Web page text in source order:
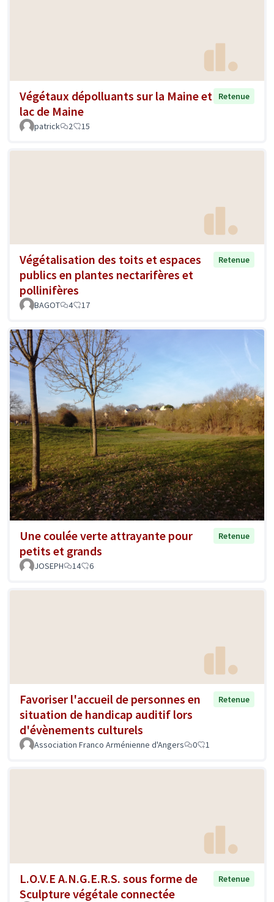
Végétaux dépolluants sur la Maine et
lac de Maine
Retenue
patrick 2 15
Végétalisation des toits et espaces
publics en plantes nectarifères et
pollinifères
Retenue
BAGOT 4 17
Une coulée verte attrayante pour
petits et grands
Retenue
JOSEPH 14 6
Favoriser l'accueil de personnes en
situation de handicap auditif lors
d'évènements culturels
Retenue
Association Franco Arménienne d'Angers 0 1
L.O.V.E A.N.G.E.R.S. sous forme de
Sculpture végétale connectée
Retenue